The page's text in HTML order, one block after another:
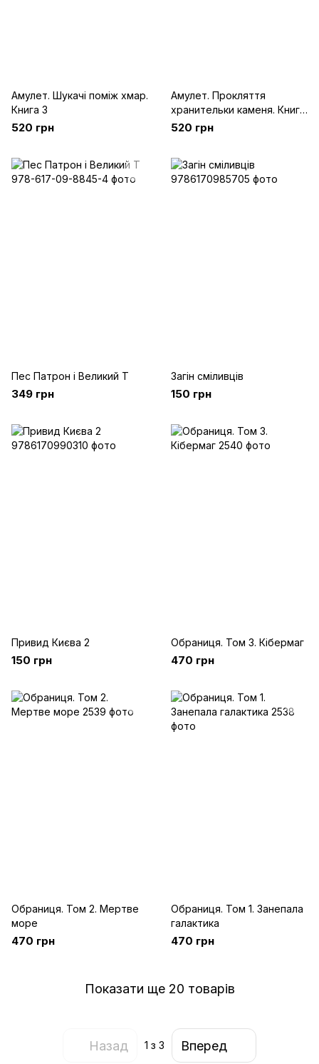
Амулет. Шукачі поміж хмар.
Книга 3
520 грн
Амулет. Прокляття
хранительки каменя. Книга
2
520 грн
Пес Патрон і Великий Т
349 грн
Загін сміливців
150 грн
Привид Києва 2
150 грн
Обраниця. Том 3. Кібермаг
470 грн
Обраниця. Том 2. Мертве
море
470 грн
Обраниця. Том 1. Занепала
галактика
470 грн
Показати ще 20 товарів
Назад 1 з 3 Вперед